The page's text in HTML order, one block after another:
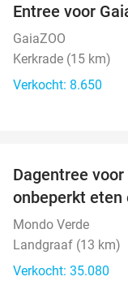
Entree voor
GaiaZOO
Kerkrade (15 km)
Verkocht: 8.650
Dagentree
onbeperkt eten
Mondo Verde
Landgraaf (13 km)
Verkocht: 35.080